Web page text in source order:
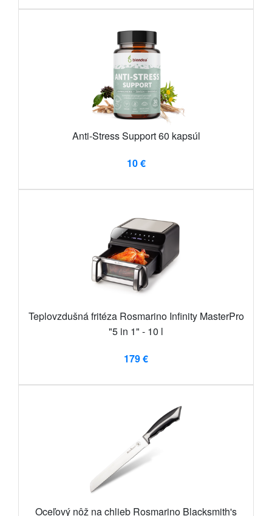
Anti-Stress Support 60 kapsúl
10 €
Teplovzdušná fritéza Rosmarino Infinity MasterPro
"5 in 1" - 10 l
179 €
Oceľový nôž na chlieb Rosmarino Blacksmith's